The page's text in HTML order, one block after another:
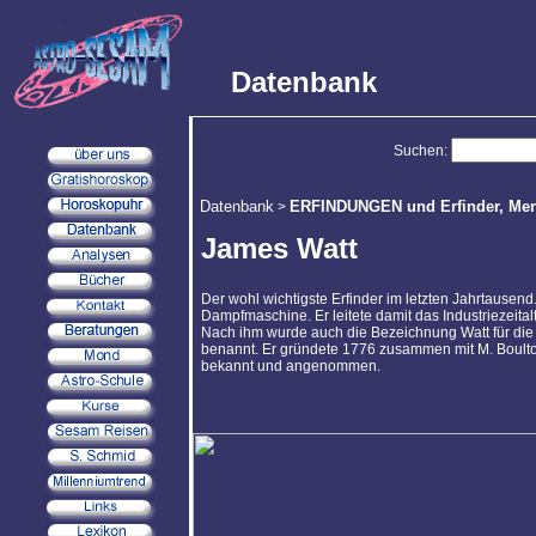
Datenbank
Suchen:
Datenbank > ERFINDUNGEN und Erfinder,
James Watt
Der wohl wichtigste Erfinder im letzten
Dampfmaschine. Er leitete damit das
Nach ihm wurde auch die Bezeichnung Watt für
benannt. Er gründete 1776 zusammen mit M.
bekannt und angenommen.